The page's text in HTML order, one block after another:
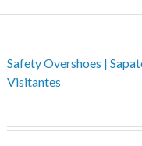
Safety Overshoes |
Visitantes